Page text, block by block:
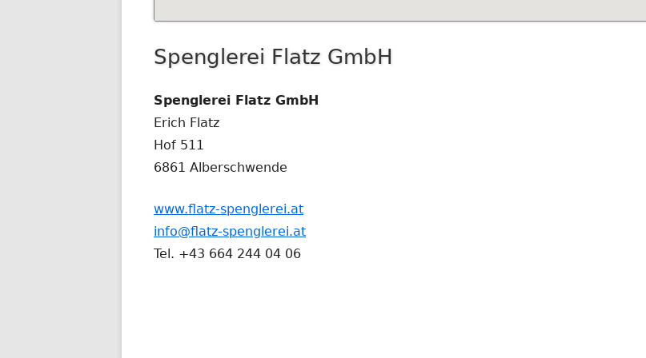
Spenglerei Flatz GmbH
Spenglerei Flatz GmbH
Erich Flatz
Hof 511
6861 Alberschwende
www.flatz-spenglerei.at
info@flatz-spenglerei.at
Tel. +43 664 244 04 06